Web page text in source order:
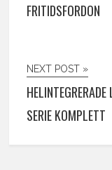
FRITIDSFORDON
NEXT POST »
SERIE KOMPLETT